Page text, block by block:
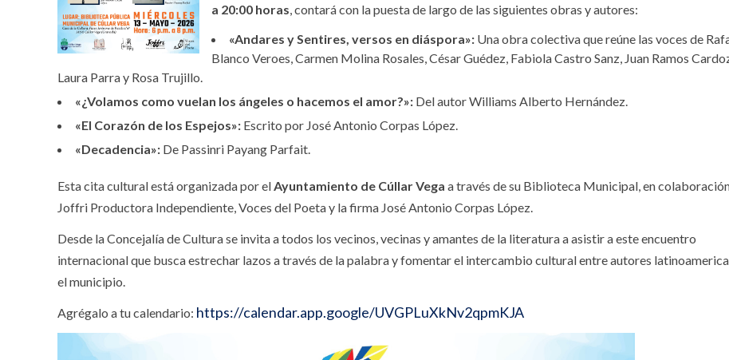
a 20:00 horas, contará con la puesta de largo de las siguientes obras y autores:
«Andares y Sentires, versos en diáspora»: Una obra colectiva que reúne las voces de
Blanco Veroes, Carmen Molina Rosales, César Guédez, Fabiola Castro Sanz, Juan Ramos
Laura Parra y Rosa Trujillo.
«¿Volamos como vuelan los ángeles o hacemos el amor?»: Del autor Williams Alberto Hernández.
«El Corazón de los Espejos»: Escrito por José Antonio Corpas López.
«Decadencia»: De Passinri Payang Parfait.
Esta cita cultural está organizada por elAyuntamiento de Cúllar Vega a través de su Biblioteca Municipal, en
Joffri Productora Independiente, Voces del Poeta y la firma José Antonio Corpas López.
Desde la Concejalía de Cultura se invita a todos los vecinos, vecinas y amantes de la literatura a asistir a este encuentro
internacional que busca estrechar lazos a través de la palabra y fomentar el intercambio cultural entre autores
el municipio.
Agrégalo a tu calendario: https://calendar.app.google/UVGPLuXkNv2qpmKJA